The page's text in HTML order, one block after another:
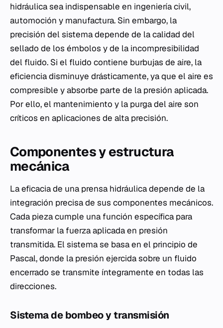
hidráulica sea indispensable en ingeniería civil,
automoción y manufactura. Sin embargo, la
precisión del sistema depende de la calidad del
sellado de los émbolos y de la incompresibilidad
del fluido. Si el fluido contiene burbujas de aire, la
eficiencia disminuye drásticamente, ya que el aire es
compresible y absorbe parte de la presión aplicada.
Por ello, el mantenimiento y la purga del aire son
críticos en aplicaciones de alta precisión.
Componentes y estructura
mecánica
La eficacia de una prensa hidráulica depende de la
integración precisa de sus componentes mecánicos.
Cada pieza cumple una función específica para
transformar la fuerza aplicada en presión
transmitida. El sistema se basa en el principio de
Pascal, donde la presión ejercida sobre un fluido
encerrado se transmite íntegramente en todas las
direcciones.
Sistema de bombeo y transmisión